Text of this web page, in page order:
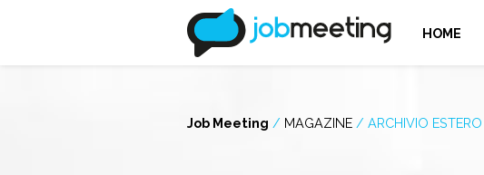
HOME
Job Meeting / MAGAZINE / ARCHIVIO ESTERO